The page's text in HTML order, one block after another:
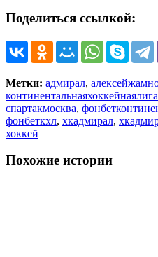
Поделиться ссылкой:
Метки: адмирал,
континентальнаяхоккейнаялига
спартакмосква,
фонбеткхл, хкадмирал,
хоккей
Похожие истории